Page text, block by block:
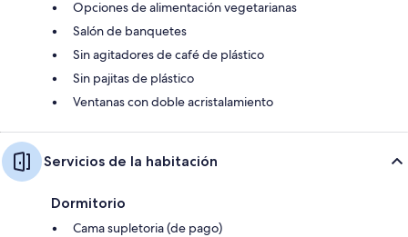
Opciones de alimentación vegetarianas
Salón de banquetes
Sin agitadores de café de plástico
Sin pajitas de plástico
Ventanas con doble acristalamiento
Servicios de la habitación
Dormitorio
Cama supletoria (de pago)